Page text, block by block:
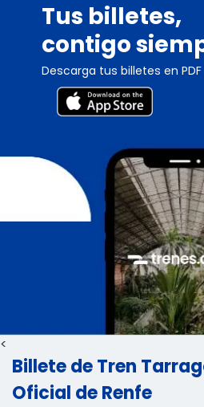
Tus billetes,
contigo
Descarga tus billetes en
<
Billete de Tren
Oficial de Renfe